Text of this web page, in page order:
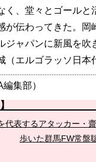
、堂々とゴールと
が伝わってきた。岡
ジャパンに新風を吹
（エルゴラッソ日本
編集部）
代表するアタッカー・
歩いた群馬FW常盤